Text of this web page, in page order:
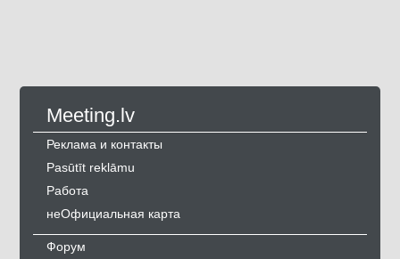
Meeting.lv
Реклама и контакты
Pasūtīt reklāmu
Работа
неОфициальная карта
Форум